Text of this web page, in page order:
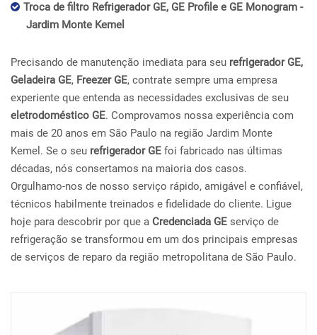
Troca de filtro Refrigerador GE, GE Profile e GE Monogram -
Jardim Monte Kemel
Precisando de manutenção imediata para seu refrigerador GE,
Geladeira GE, Freezer GE, contrate sempre uma empresa
experiente que entenda as necessidades exclusivas de seu
eletrodoméstico GE. Comprovamos nossa experiência com
mais de 20 anos em São Paulo na região Jardim Monte
Kemel. Se o seu refrigerador GE foi fabricado nas últimas
décadas, nós consertamos na maioria dos casos.
Orgulhamo-nos de nosso serviço rápido, amigável e confiável,
técnicos habilmente treinados e fidelidade do cliente. Ligue
hoje para descobrir por que a Credenciada GE serviço de
refrigeração se transformou em um dos principais empresas
de serviços de reparo da região metropolitana de São Paulo.